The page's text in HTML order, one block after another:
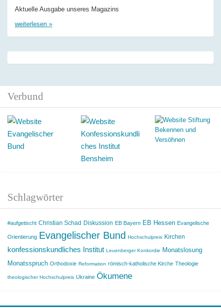
Aktuelle Ausgabe unseres Magazins
weiterlesen »
Verbund
Schlagwörter
#aufgetischt Christian Schad Diskussion EB Bayern EB Hessen Evangelische
Orientierung Evangelischer Bund Hochschulpreis Kirchen
konfessionskundliches Institut Leuenberger Konkordie Monatslosung
Monatsspruch Orthodoxie Reformation römisch-katholische Kirche Theologie
theologischer Hochschulpreis Ukraine Ökumene